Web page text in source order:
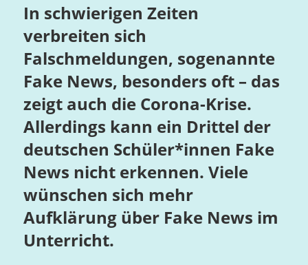
In schwierigen Zeiten
verbreiten sich
Falschmeldungen, sogenannte
Fake News, besonders oft – das
zeigt auch die Corona-Krise.
Allerdings kann ein Drittel der
deutschen Schüler*innen Fake
News nicht erkennen. Viele
wünschen sich mehr
Aufklärung über Fake News im
Unterricht.